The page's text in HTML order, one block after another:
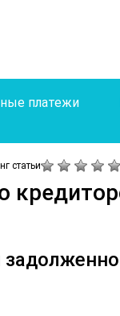
платежи
статьи